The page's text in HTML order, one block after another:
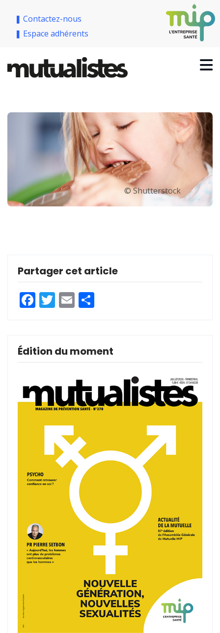
❚ Contactez-nous
❚ Espace adhérents
© Shutterstock
Partager cet article
Facebook
Twitter
Email
Édition du moment